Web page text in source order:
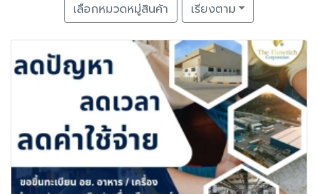
เลือกหมวดหมู่สินค้า เรียงตาม